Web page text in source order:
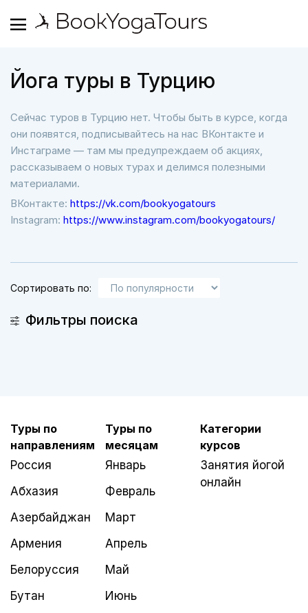
Йога туры в Турцию
Сейчас туров в Турцию нет. Чтобы быть в курсе, когда
они появятся, подписывайтесь на нас ВКонтакте и
Инстаграме — там мы предупреждаем об акциях,
рассказываем о новых турах и делимся полезными
материалами.
ВКонтакте: https://vk.com/bookyogatours
Instagram: https://www.instagram.com/bookyogatours/
Сортировать по:
Фильтры поиска
Туры по
направлениям
Россия
Абхазия
Азербайджан
Армения
Белоруссия
Бутан
Туры по
месяцам
Январь
Февраль
Март
Апрель
Май
Июнь
Категории
курсов
Занятия йогой
онлайн